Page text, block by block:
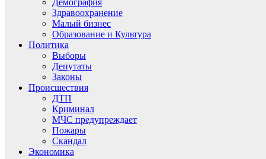
Демография
Здравоохранение
Малый бизнес
Образование и Культура
Политика
Выборы
Депутаты
Законы
Происшествия
ДТП
Криминал
МЧС предупреждает
Пожары
Скандал
Экономика